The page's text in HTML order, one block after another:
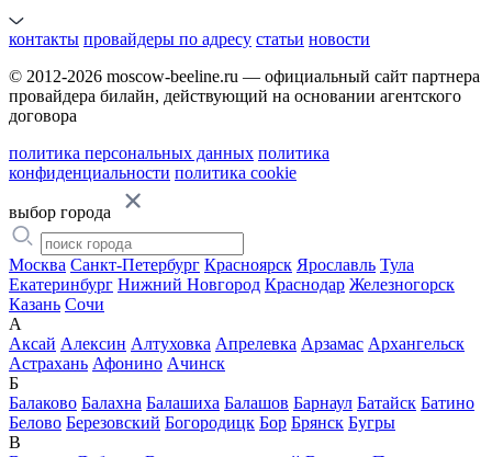
контакты провайдеры по адресу статьи новости
© 2012-2026 moscow-beeline.ru — официальный сайт партнера
провайдера билайн, действующий на основании агентского
договора
политика персональных данных политика
конфиденциальности политика cookie
выбор города
Москва Санкт-Петербург Красноярск Ярославль Тула
Екатеринбург Нижний Новгород Краснодар Железногорск
Казань Сочи
А
Аксай Алексин Алтуховка Апрелевка Арзамас Архангельск
Астрахань Афонино Ачинск
Б
Балаково Балахна Балашиха Балашов Барнаул Батайск Батино
Белово Березовский Богородицк Бор Брянск Бугры
В